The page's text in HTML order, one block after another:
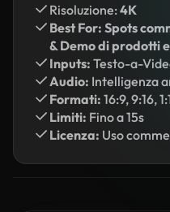
Risoluzione:4K
Best For: Spots
& Demo di prodotti
Inputs: Testo-a-
Audio: Intelligenza
Formati: 16:9, 9:16,
Limiti: Fino a 15s
Licenza: Uso